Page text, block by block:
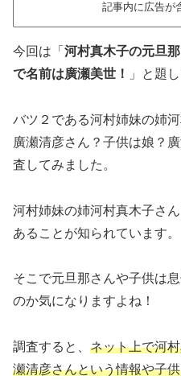
記事内に広告が
今回は「 河村真木子の元旦
で名前は廣瀬美世！
」と題し
バツ２である河村姉妹の姉
廣瀬清彦さん？子供は娘？
査してみました。
河村姉妹の姉河村真木子さ
あることが知られています。
そこで元旦那さんや子供は
のか気になりますよね！
調査すると、 ネット上で河
瀬清彦さんという情報や子